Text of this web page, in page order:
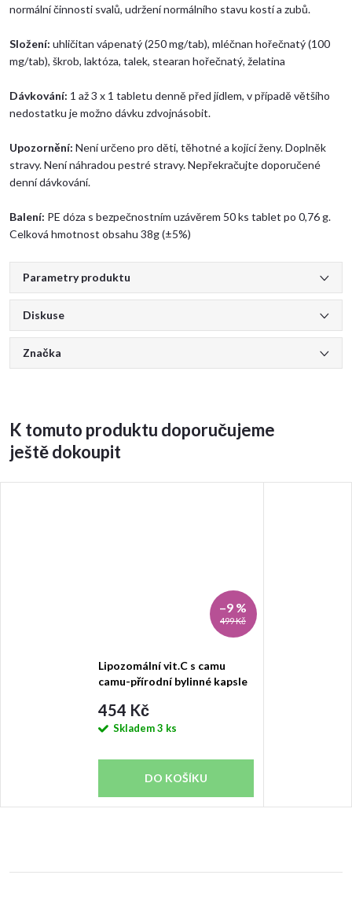
normální činnosti svalů, udržení normálního stavu kostí a zubů.
Složení: uhličitan vápenatý (250 mg/tab), mléčnan hořečnatý (100
mg/tab), škrob, laktóza, talek, stearan hořečnatý, želatina
Dávkování: 1 až 3 x 1 tabletu denně před jídlem, v případě většího
nedostatku je možno dávku zdvojnásobit.
Upozornění: Není určeno pro děti, těhotné a kojící ženy. Doplněk
stravy. Není náhradou pestré stravy. Nepřekračujte doporučené
denní dávkování.
Balení: PE dóza s bezpečnostním uzávěrem 50 ks tablet po 0,76 g.
Celková hmotnost obsahu 38g (±5%)
Parametry produktu
Diskuse
Značka
K tomuto produktu doporučujeme
ještě dokoupit
499 Kč
–9 %
Lipozomální vit.C s camu
camu-přírodní bylinné kapsle
454 Kč
Skladem3 ks
DO KOŠÍKU